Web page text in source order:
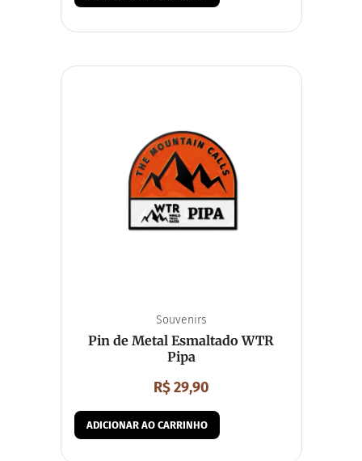
Souvenirs
Pin de Metal Esmaltado WTR
Pipa
R$29,90
ADICIONAR AO CARRINHO